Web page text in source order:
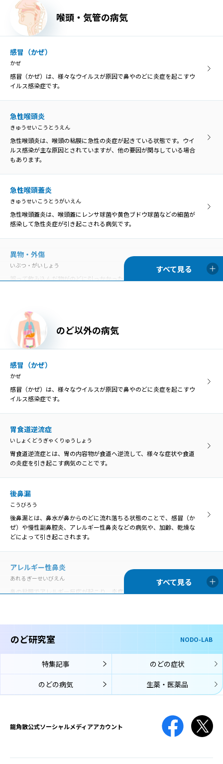
口内炎
こうないえん
口内炎は、口の中の粘膜に炎症を起こす病気の総称です。口の中の痛
みや不快感が主な症状です。
いぶつ・がいしょう
い、異物によってのどが傷つくと、膿がたまって感染を引き起こす原
因になることがあります。
口腔乾燥症
こうくうかんそうしょう
ドライマウスとも呼ばれています。
いしょくどうぎゃくりゅうしょう
の炎症を引き起こす病気のことです。
まんせいいんとうえん
慢性扁桃炎
まんせいへんとうえん
慢性扁桃炎は、扁桃の炎症が3カ月以上長期的に残ってしまう病気
で、症状が落ち着いている「慢性期」と急激に悪化する「急性増悪
期」に分けられます。
のどの違和感や異物感、閉塞感、圧迫感などを咽喉頭異常感と呼び、
原因がはっきり分かるものと、明らかな原因がないものに分けられま
す。
いんこうとうえん
口腔や鼻腔の奥にある咽頭と、首の真ん中あたりにある喉頭の両方で
炎症が起きることを咽喉頭炎といいます。
歯周病は、歯の周囲にプラーク（細菌の塊）が付着することが原因と
なって、歯茎に炎症が起きて赤くなったり、歯を支える骨が溶けて歯
がぐらぐらしたりする病気です。
舌苔
舌苔（ぜったい）とは、舌表面に付着した白い苔（こけ）のような物
です。真っ白ではなく灰白色、黄白色のこともあります。
口腔咽頭カンジダ
こうくういんとうかんじだ
ランスが崩れてしまった時などに、口腔内にカンジダ菌が増殖して口
腔咽頭カンジダ症を引き起こします。
膿栓
喉頭・気管の病気
感冒（かぜ）
かぜ
感冒（かぜ）は、様々なウイルスが原因で鼻やのどに炎症を起こすウ
イルス感染症です。
急性喉頭炎
きゅうせいこうとうえん
急性喉頭炎は、喉頭の粘膜に急性の炎症が起きている状態です。ウイ
ルス感染が主な原因とされていますが、他の要因が関与している場合
もあります。
急性喉頭蓋炎
きゅうせいこうとうがいえん
急性喉頭蓋炎は、喉頭蓋にレンサ球菌や黄色ブドウ球菌などの細菌が
感染して急性炎症が引き起こされる病気です。
異物・外傷
いぶつ・がいしょう
誤って飲み込んだ物がのどに引っかかった状態を「咽頭異物」とい
胃食道逆流症
いしょくどうぎゃくりゅうしょう
胃食道逆流症とは、胃の内容物が食道へ逆流して、様々な症状や食道
の炎症を引き起こす病気のことです。
咽喉頭異常感症
いんこうとういじょうかんしょう
のどの違和感や異物感、閉塞感、圧迫感などを咽喉頭異常感と呼び、
原因がはっきり分かるものと、明らかな原因がないものに分けられま
す。
咽喉頭炎
いんこうとうえん
口腔や鼻腔の奥にある咽頭と、首の真ん中あたりにある喉頭の両方で
炎症が起きることを咽喉頭炎といいます。
声帯麻痺
せいたいまひ
声帯の動きを司っている「反回神経」に麻痺がおこり、声帯の動きが
悪くなる状態です。
声帯萎縮
せいたいけっせつ
声帯結節は、声帯に結節（ペンだこのようなもの）ができて、声の変
化が起こる病気です。
声帯ポリープ
る炎症や大声を出した時などに、声帯の血管から出血して、その修復
のど以外の病気
感冒（かぜ）
かぜ
感冒（かぜ）は、様々なウイルスが原因で鼻やのどに炎症を起こすウ
イルス感染症です。
胃食道逆流症
いしょくどうぎゃくりゅうしょう
胃食道逆流症とは、胃の内容物が食道へ逆流して、様々な症状や食道
の炎症を引き起こす病気のことです。
後鼻漏
こうびろう
後鼻漏とは、鼻水が鼻からのどに流れ落ちる状態のことで、感冒（か
ぜ）や慢性副鼻腔炎、アレルギー性鼻炎などの病気や、加齢、乾燥な
どによって引き起こされます。
アレルギー性鼻炎
あれるぎーせいびえん
鼻の粘膜でアレルギー反応が起こり、炎症を生じる病気です。通年性
喉頭アレルギー
こうとうあれるぎー
喉頭アレルギーでは、鼻や口からアレルゲン（アレルギーの原因物
質）が入り、喉頭の粘膜に到達してそこでアレルギー反応が起こり、
のどの症状が生じます。
やくざいせい
治療のために薬の服用や点滴をしても、期待する効果以外の有害な反
様々です。
のど研究室 NODO-LAB
特集記事 のどの症状
のどの病気 生薬・医薬品
龍角散公式ソーシャルメディアアカウント